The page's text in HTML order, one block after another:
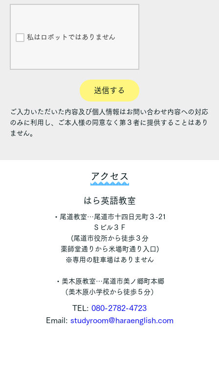
私はロボットではありません
送信する
ご入力いただいた内容及び個人情報はお問い合わせ内容への対応
のみに利用し、ご本人様の同意なく第３者に提供することはあり
ません。
アクセス
はら英語教室
・尾道教室…尾道市十四日元町３-21
Ｓビル３Ｆ
(尾道市役所から徒歩３分
薬師堂通りから米場町通り入口)
※専用の駐車場はありません
・美木原教室…尾道市美ノ郷町本郷
（美木原小学校から徒歩５分）
TEL: 080-2782-4723
Email: studyroom@haraenglish.com